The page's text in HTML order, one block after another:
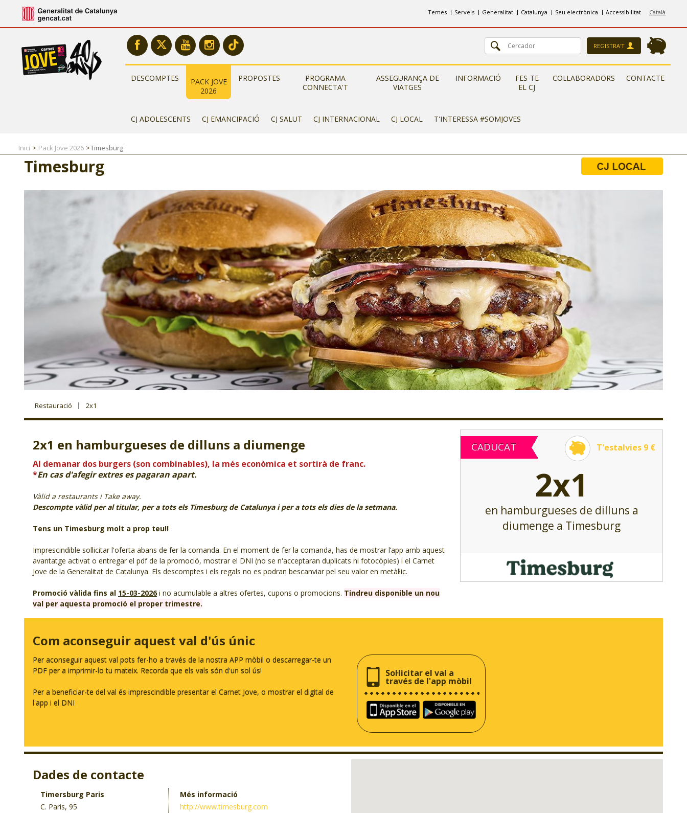
Català
Temes Serveis Generalitat Catalunya Seu electrònica Accessibilitat
REGISTRA'T
DESCOMPTES
PACK JOVE
2026
PROPOSTES
PROGRAMA
CONNECTA'T
ASSEGURANÇA DE
VIATGES
INFORMACIÓ
FES-TE
EL CJ
COL·LABORADORS CONTACTE
CJ ADOLESCENTS CJ EMANCIPACIÓ CJ SALUT CJ INTERNACIONAL CJ LOCAL T'INTERESSA #SOMJOVES
Inici Pack Jove 2026 Timesburg
Timesburg
Restauració 2x1
2x1 en hamburgueses de dilluns a diumenge
Al demanar dos burgers (son combinables), la més econòmica et sortirà de franc.
*En cas d'afegir extres es pagaran apart.
Vàlid a restaurants i Take away.
Descompte vàlid per al titular, per a tots els Timesburg de Catalunya i per a tots els dies de la setmana.
Tens un Timesburg molt a prop teu!!
Imprescindible sol·licitar l'oferta abans de fer la comanda. En el moment de fer la comanda, has de mostrar l’app amb aquest
avantatge activat o entregar el pdf de la promoció, mostrar el DNI (no se n'acceptaran duplicats ni fotocòpies) i el Carnet
Jove de la Generalitat de Catalunya. Els descomptes i els regals no es podran bescanviar pel seu valor en metàl·lic.
Promoció vàlida fins al 15-03-2026 i no acumulable a altres ofertes, cupons o promocions. Tindreu disponible un nou
val per aquesta promoció el proper trimestre.
CADUCAT T'estalvies 9 €
2x1
en hamburgueses de dilluns a
diumenge a Timesburg
Com aconseguir aquest val d'ús únic
Per aconseguir aquest val pots fer-ho a través de la nostra APP mòbil o descarregar-te un
PDF per a imprimir-lo tu mateix. Recorda que els vals són d'un sol ús!
Per a beneficiar-te del val és imprescindible presentar el Carnet Jove, o mostrar el digital de
l'app i el DNI
Sol·licitar el val a
través de l'app mòbil
Dades de contacte
Timersburg Paris
C. Paris, 95
Més informació
http://www.timesburg.com